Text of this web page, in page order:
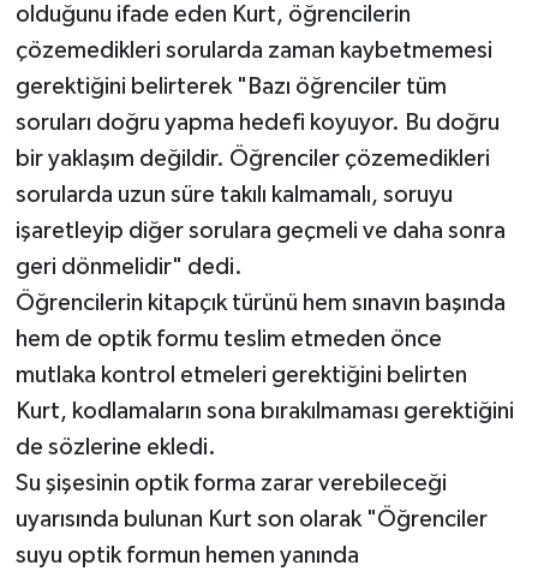
olduğunu ifade eden Kurt, öğrencilerin
çözemedikleri sorularda zaman kaybetmemesi
gerektiğini belirterek "Bazı öğrenciler tüm
soruları doğru yapma hedefi koyuyor. Bu doğru
bir yaklaşım değildir. Öğrenciler çözemedikleri
sorularda uzun süre takılı kalmamalı, soruyu
işaretleyip diğer sorulara geçmeli ve daha sonra
geri dönmelidir" dedi.
Öğrencilerin kitapçık türünü hem sınavın başında
hem de optik formu teslim etmeden önce
mutlaka kontrol etmeleri gerektiğini belirten
Kurt, kodlamaların sona bırakılmaması gerektiğini
de sözlerine ekledi.
Su şişesinin optik forma zarar verebileceği
uyarısında bulunan Kurt son olarak "Öğrenciler
suyu optik formun hemen yanında